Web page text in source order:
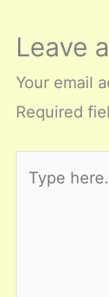
Leave
Your email
Required